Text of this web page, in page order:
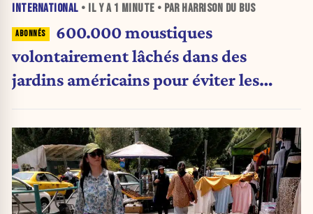
INTERNATIONAL • IL Y A 1 MINUTE • PAR HARRISON DU BUS
600.000 moustiques
volontairement lâchés dans des
jardins américains pour éviter les